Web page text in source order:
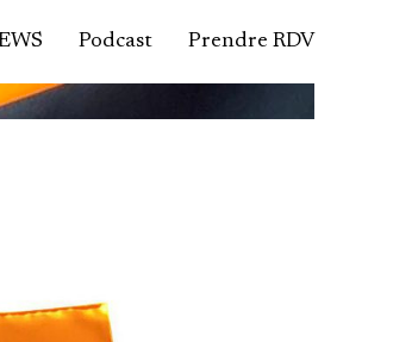
Podcast Prendre RDV